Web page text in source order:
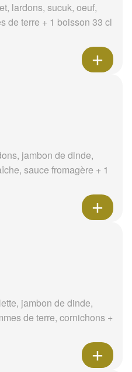
lardons, sucuk, oeuf,
de terre + 1 boisson 33 cl
jambon de dinde,
sauce fromagère + 1
jambon de dinde,
de terre, cornichons +